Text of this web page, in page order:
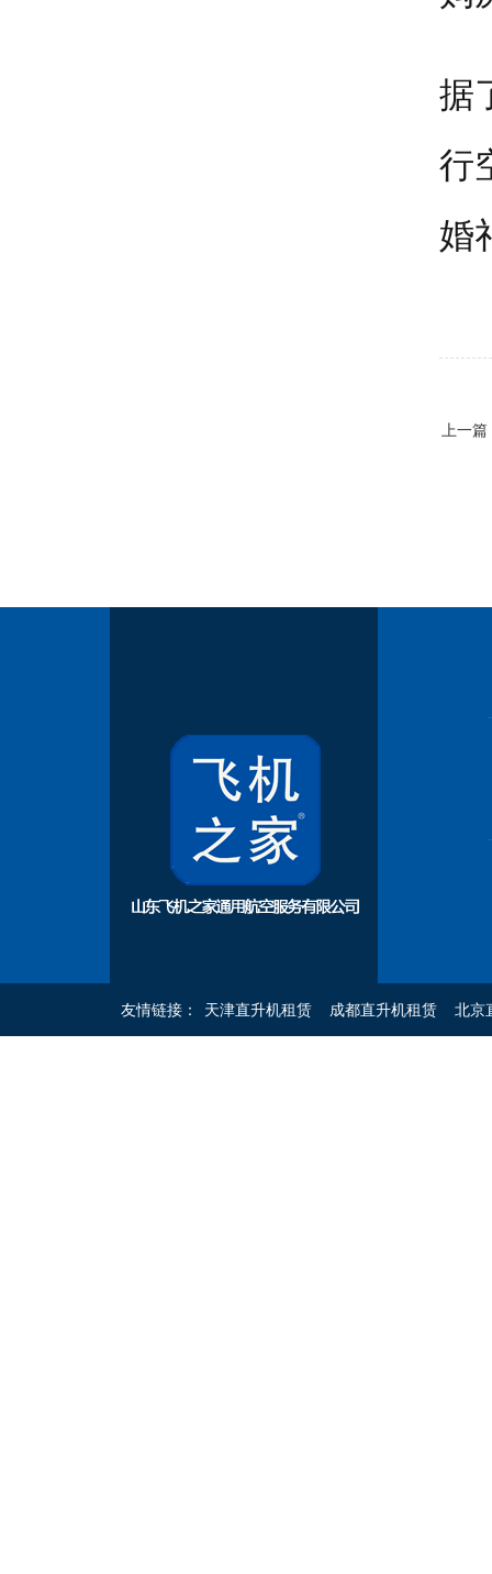
据
行
婚
上一篇
友情链接： 天津直升机租赁 成都直升机租赁 北京